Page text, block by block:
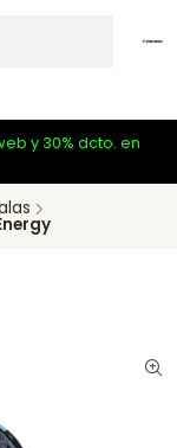
y 30% dcto. en